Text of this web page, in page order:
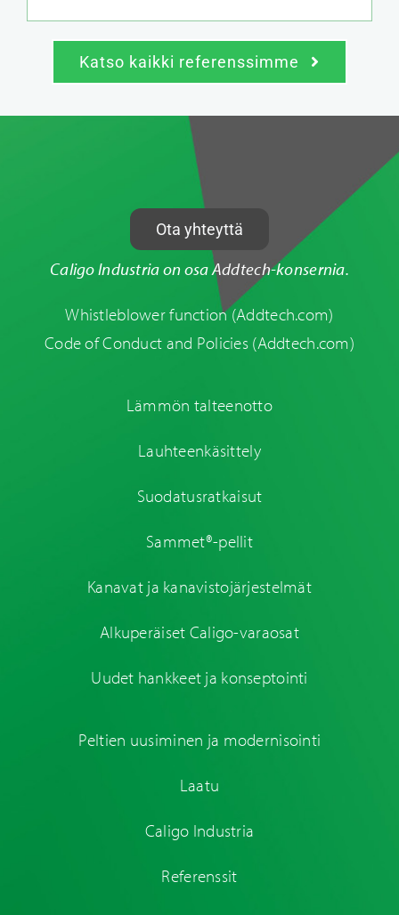
Katso kaikki referenssimme
Ota yhteyttä
Caligo Industria on osa Addtech-konsernia.
Whistleblower function(Addtech.com)
Code of Conduct and Policies (Addtech.com)
Lämmön talteenotto
Lauhteenkäsittely
Suodatusratkaisut
Sammet®-pellit
Kanavat ja kanavistojärjestelmät
Alkuperäiset Caligo-varaosat
Uudet hankkeet ja konseptointi
Peltien uusiminen ja modernisointi
Laatu
Caligo Industria
Referenssit